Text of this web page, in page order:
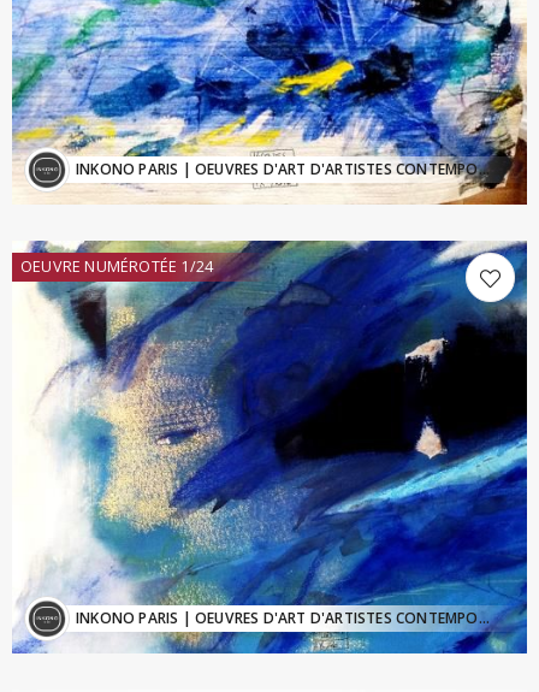
INKONO PARIS | OEUVRES D'ART D'ARTISTES CONTEMPORAINS - Inkono@sfr.fr
OEUVRE NUMÉROTÉE 1/24
INKONO PARIS | OEUVRES D'ART D'ARTISTES CONTEMPORAINS - Inkono@sfr.fr